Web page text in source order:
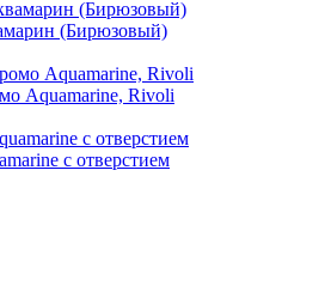
(Бирюзовый)
Aquamarine, Rivoli
с отверстием